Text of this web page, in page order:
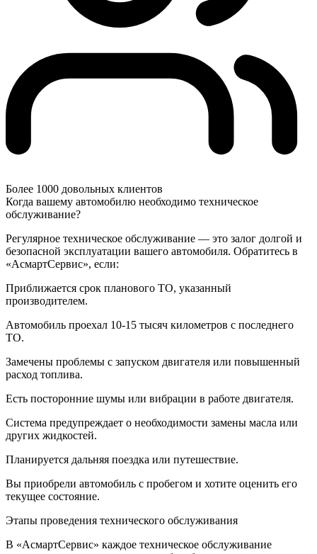
Более 1000 довольных клиентов
Когда вашему автомобилю необходимо техническое
обслуживание?
Регулярное техническое обслуживание — это залог долгой и
безопасной эксплуатации вашего автомобиля. Обратитесь в
«АсмартСервис», если:
Приближается срок планового ТО, указанный
производителем.
Автомобиль проехал 10-15 тысяч километров с последнего
ТО.
Замечены проблемы с запуском двигателя или повышенный
расход топлива.
Есть посторонние шумы или вибрации в работе двигателя.
Система предупреждает о необходимости замены масла или
других жидкостей.
Планируется дальняя поездка или путешествие.
Вы приобрели автомобиль с пробегом и хотите оценить его
текущее состояние.
Этапы проведения технического обслуживания
В «АсмартСервис» каждое техническое обслуживание